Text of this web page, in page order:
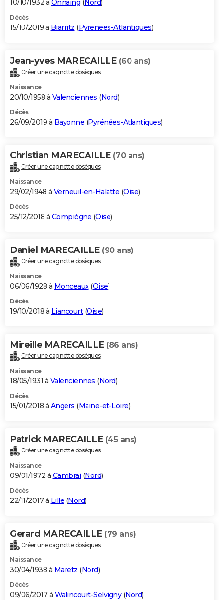
10/10/1932 à Onnaing (Nord)
Décès
15/10/2019 à Biarritz (Pyrénées-Atlantiques)
Jean-yves MARECAILLE (60 ans)
Créer une cagnotte obsèques
Naissance
20/10/1958 à Valenciennes (Nord)
Décès
26/09/2019 à Bayonne (Pyrénées-Atlantiques)
Christian MARECAILLE (70 ans)
Créer une cagnotte obsèques
Naissance
29/02/1948 à Verneuil-en-Halatte (Oise)
Décès
25/12/2018 à Compiègne (Oise)
Daniel MARECAILLE (90 ans)
Créer une cagnotte obsèques
Naissance
06/06/1928 à Monceaux(Oise)
Décès
19/10/2018 à Liancourt(Oise)
Mireille MARECAILLE (86 ans)
Créer une cagnotte obsèques
Naissance
18/05/1931 à Valenciennes (Nord)
Décès
15/01/2018 à Angers (Maine-et-Loire)
Patrick MARECAILLE (45 ans)
Créer une cagnotte obsèques
Naissance
09/01/1972 à Cambrai (Nord)
Décès
22/11/2017 à Lille (Nord)
Gerard MARECAILLE (79 ans)
Créer une cagnotte obsèques
Naissance
30/04/1938 à Maretz (Nord)
Décès
09/06/2017 à Walincourt-Selvigny(Nord)